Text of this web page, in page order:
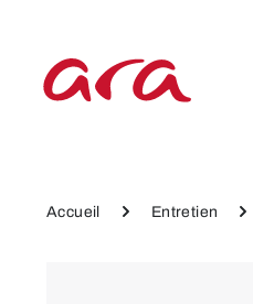
Accueil Entretien